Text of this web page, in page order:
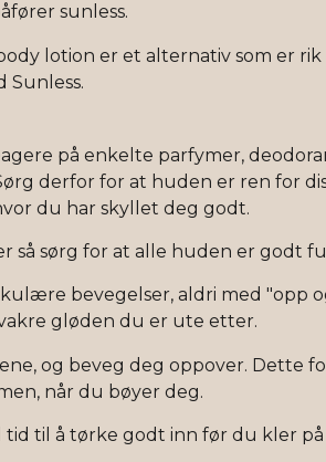
sunless.
lotion er et alternativ som er
Sunless.
på enkelte parfymer,
derfor for at huden er ren for
du har skyllet deg godt.
så sørg for at alle huden er godt
bevegelser, aldri med "opp
gløden du er ute etter.
og beveg deg oppover. Dette
når du bøyer deg.
tid til å tørke godt inn før du kler